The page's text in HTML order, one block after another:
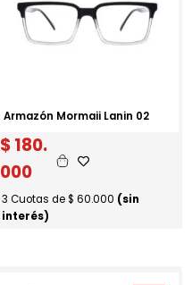
Armazón Mormaii Lanin 02
$180.
000
3 Cuotas de $ 60.000 (sin
interés)